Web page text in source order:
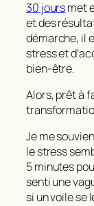
30 joursmet
et des
démarche, il
stress et
bien-être.
Alors, prêt à
Je me
le stress
5 minutes
senti une
si un voile se